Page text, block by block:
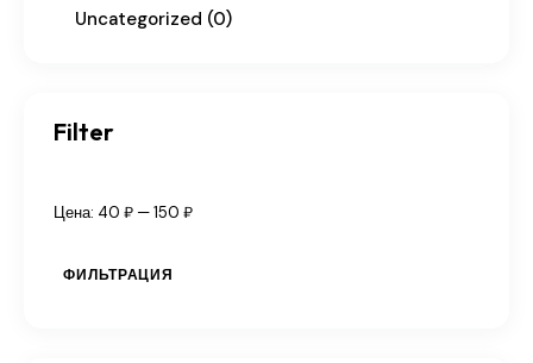
Uncategorized (0)
Filter
ФИЛЬТРАЦИЯ
Цена: 40 ₽ —150 ₽